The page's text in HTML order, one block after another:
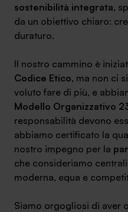
sostenibilità integrata,
da un obiettivo chiaro:
duraturo.
Il nostro cammino è
Codice Etico, ma non ci
voluto fare di più, e
Modello Organizzativo
responsabilità devono
abbiamo certificato la
nostro impegno per la
che consideriamo
moderna, equa e
Siamo orgogliosi di aver